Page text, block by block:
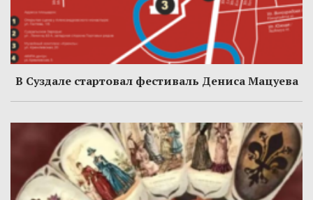
В Суздале стартовал фестиваль Дениса Мацуева